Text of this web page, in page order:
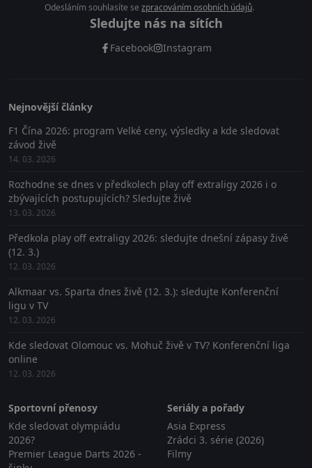
Odesláním souhlasíte se zpracováním osobních údajů.
Sledujte nás na sítích
Facebook Instagram
Nejnovější články
F1 Čína 2026: program Velké ceny, výsledky a kde sledovat
závod živě
14. 03. 2026
Rozhodne se dnes v předkolech play off extraligy 2026 i o
zbývajících postupujících? Sledujte živě
13. 03. 2026
Předkola play off extraligy 2026: sledujte dnešní zápasy živě
(12. 3.)
12. 03. 2026
Alkmaar vs. Sparta dnes živě (12. 3.): sledujte Konferenční
ligu v TV
12. 03. 2026
Kde sledovat Olomouc vs. Mohuč živě v TV? Konferenční liga
online
12. 03. 2026
Sportovní přenosy
Kde sledovat olympiádu
2026?
Premier League Darts 2026 -
Seriály a pořady
Asia Express
Zrádci 3. série (2026)
Filmy